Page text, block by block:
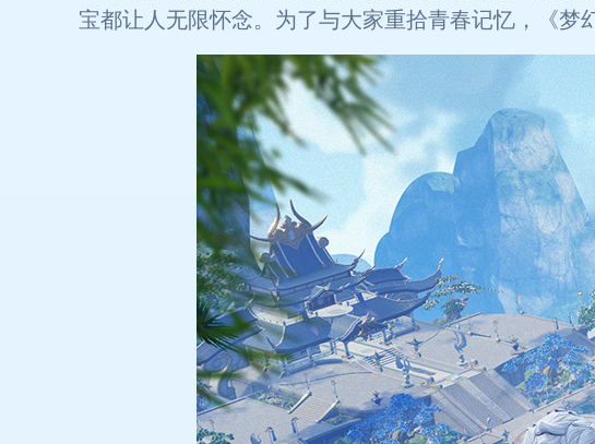
宝都让人无限怀念。为了与大家重拾青春记忆，《梦